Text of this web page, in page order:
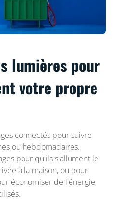
lumières pour
votre propre
connectés pour suivre
ou hebdomadaires.
pour qu'ils s'allument le
à la maison, ou pour
économiser de l'énergie,